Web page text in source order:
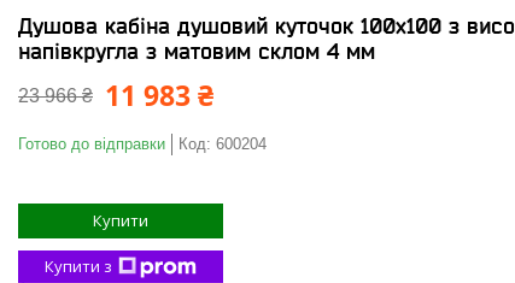
Душова кабіна душовий куточок 100х100 з
напівкругла з матовим склом 4 мм
23 966 ₴ 11 983 ₴
Готово до відправки Код: 600204
Купити
Купити з